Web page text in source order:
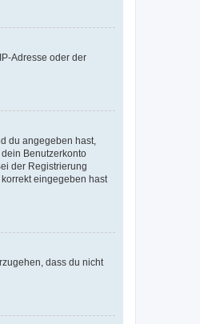
Adresse oder der
du angegeben hast,
Benutzerkonto
der Registrierung
eingegeben hast
dass du nicht